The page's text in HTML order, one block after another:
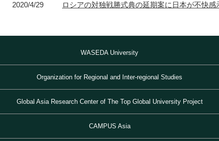
2020/4/29
ロシアの対独戦勝式典の延期案に日本が不快感
WASEDA University
Organization for Regional and Inter-regional Studies
Global Asia Research Center of The Top Global University Project
CAMPUS Asia